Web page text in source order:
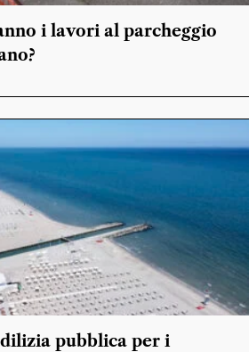
i lavori al parcheggio
pubblica per i